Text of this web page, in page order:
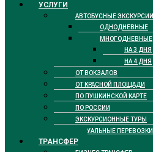
УСЛУГИ
АВТОБУСНЫЕ ЭКСКУРСИИ
ОДНОДНЕВНЫЕ
МНОГОДНЕВНЫЕ
НА 3 ДНЯ
НА 4 ДНЯ
ОТ ВОКЗАЛОВ
ОТ КРАСНОЙ ПЛОЩАДИ
ПО ПУШКИНСКОЙ КАРТЕ
ПО РОССИИ
ЭКСКУРСИОННЫЕ ТУРЫ
РИТУАЛЬНЫЕ ПЕРЕВОЗКИ
ТРАНСФЕР